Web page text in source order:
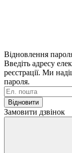
Відновлення
Введіть адресу
реєстрації. Ми
пароля.
Відновити
Замовити дзвінок